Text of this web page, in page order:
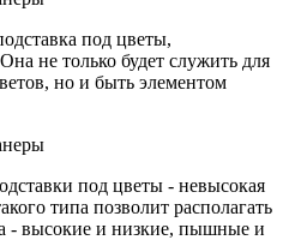
под цветы,
не только будет служить для
но и быть элементом
под цветы - невысокая
типа позволит располагать
- высокие и низкие, пышные и